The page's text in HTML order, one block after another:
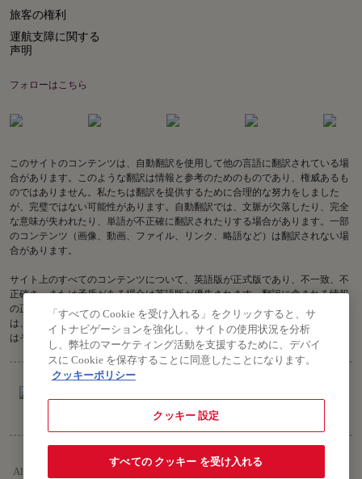
旅客の権利
運航支障に関する
声明
フォローはこちら
このサイトのコンテンツは、自動翻訳を使用して他の言語に翻訳されている場
合があります。このような翻訳は情報と参考のためのものであり、権威あるも
のではありません。私たちは翻訳を提供するために合理的な努力をしました
が、完璧ではない可能性があります。自動翻訳では、文脈が欠落したり、完全
な意味が失われたり、単語が不正確に翻訳されたりする場合があります。一部
のコンテンツ（画像、動画、ファイル、リンク、略語など）は翻訳されない場
合があります。
サイト上のすべてのコンテンツについて、英語版が正式版であり、不一致、不
正確さ、または矛盾がある場合は英語版が優先されます。翻訳に含まれる情報
の正確性に関してご質問がある場合は、英語版をご参照ください。Air India
は、古い翻訳または不正確な翻訳に関連する、またはそれらから生じる、また
はそれらに関連する損失または請求について責任を負いません。
著作権 © 2026 Air India Ltd.
All rights reserved. 本ウェブサイトのご利用は、当社のプライバシーポリ
「すべての Cookie を受け入れる」をクリックすると、サ
イトナビゲーションを強化し、サイトの使用状況を分析
し、弊社のマーケティング活動を支援するために、デバイ
スに Cookie を保存することに同意したことになります。
クッキーポリシー
クッキー 設定
すべての クッキー を受け入れる